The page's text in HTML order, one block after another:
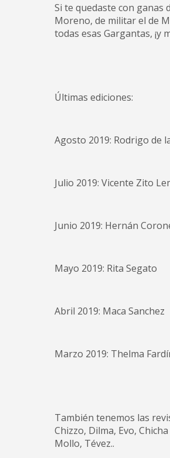
Si te quedaste con ganas
Moreno, de militar el de
todas esas Gargantas, ¡y
Últimas ediciones:
Agosto 2019: Rodrigo de
Julio 2019: Vicente Zito
Junio 2019: Hernán
Mayo 2019: Rita Segato
Abril 2019: Maca Sanchez
Marzo 2019: Thelma
También tenemos las
Chizzo, Dilma, Evo,
Mollo, Tévez..